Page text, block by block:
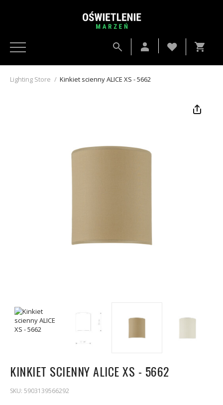
Lighting Store / Kinkiet scienny ALICE XS - 5662
KINKIET SCIENNY ALICE XS - 5662
SKU: 5903139566292